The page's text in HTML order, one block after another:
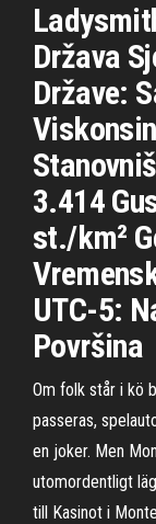
Država
Države:
3.414
st./km²
UTC-5:
Površina
Om folk står i kö
passeras,
en joker. Men
utomordentligt
till Kasinot i